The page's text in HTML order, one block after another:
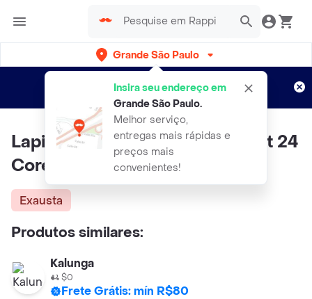
Grande São Paulo
Insira seu endereço em
Grande São Paulo.
Melhor serviço,
entregas mais rápidas e
preços mais
convenientes!
Entregas grátis por 15 dias!
Aplicam T&C
Lapis de Cor Ecolápis Supersoft 24
Cores Ref.210724 Faber Castell
Exausta
Produtos similares:
Kalunga
$0
Frete Grátis: mín R$80